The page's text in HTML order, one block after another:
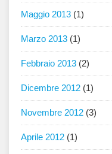
Maggio 2013 (1)
Marzo 2013 (1)
Febbraio 2013 (2)
Dicembre 2012 (1)
Novembre 2012 (3)
Aprile 2012 (1)